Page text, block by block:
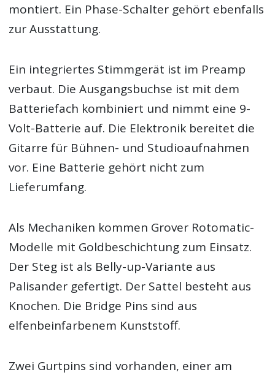
montiert. Ein Phase-Schalter gehört ebenfalls
zur Ausstattung.
Ein integriertes Stimmgerät ist im Preamp
verbaut. Die Ausgangsbuchse ist mit dem
Batteriefach kombiniert und nimmt eine 9-
Volt-Batterie auf. Die Elektronik bereitet die
Gitarre für Bühnen- und Studioaufnahmen
vor. Eine Batterie gehört nicht zum
Lieferumfang.
Als Mechaniken kommen Grover Rotomatic-
Modelle mit Goldbeschichtung zum Einsatz.
Der Steg ist als Belly-up-Variante aus
Palisander gefertigt. Der Sattel besteht aus
Knochen. Die Bridge Pins sind aus
elfenbeinfarbenem Kunststoff.
Zwei Gurtpins sind vorhanden, einer am